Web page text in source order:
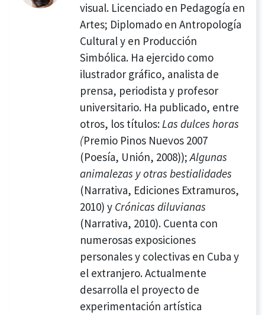
visual. Licenciado en Pedagogía en
Artes; Diplomado en Antropología
Cultural y en Producción
Simbólica. Ha ejercido como
ilustrador gráfico, analista de
prensa, periodista y profesor
universitario. Ha publicado, entre
otros, los títulos:Las dulces horas
(Premio Pinos Nuevos 2007
(Poesía, Unión, 2008));Algunas
animalezas y otras bestialidades
(Narrativa, Ediciones Extramuros,
2010) y Crónicas diluvianas
(Narrativa, 2010). Cuenta con
numerosas exposiciones
personales y colectivas en Cuba y
el extranjero. Actualmente
desarrolla el proyecto de
experimentación artística